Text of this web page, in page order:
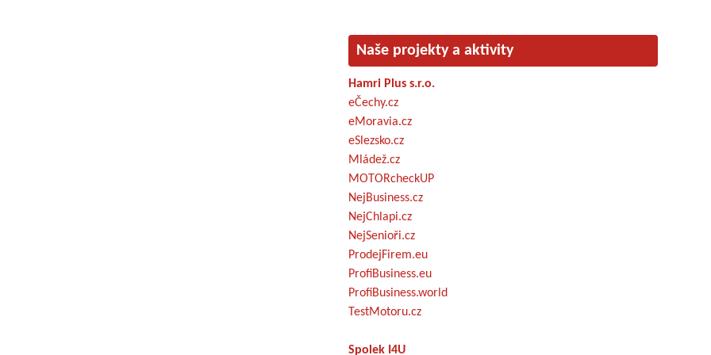
Naše projekty a aktivity
Hamri Plus s.r.o.
eČechy.cz
eMoravia.cz
eSlezsko.cz
Mládež.cz
MOTORcheckUP
NejBusiness.cz
NejChlapi.cz
NejSenioři.cz
ProdejFirem.eu
ProfiBusiness.eu
ProfiBusiness.world
TestMotoru.cz
Spolek I4U